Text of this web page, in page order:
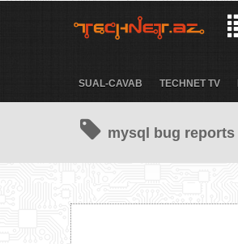
SUAL-CAVAB TECHNET TV
mysql bug reports